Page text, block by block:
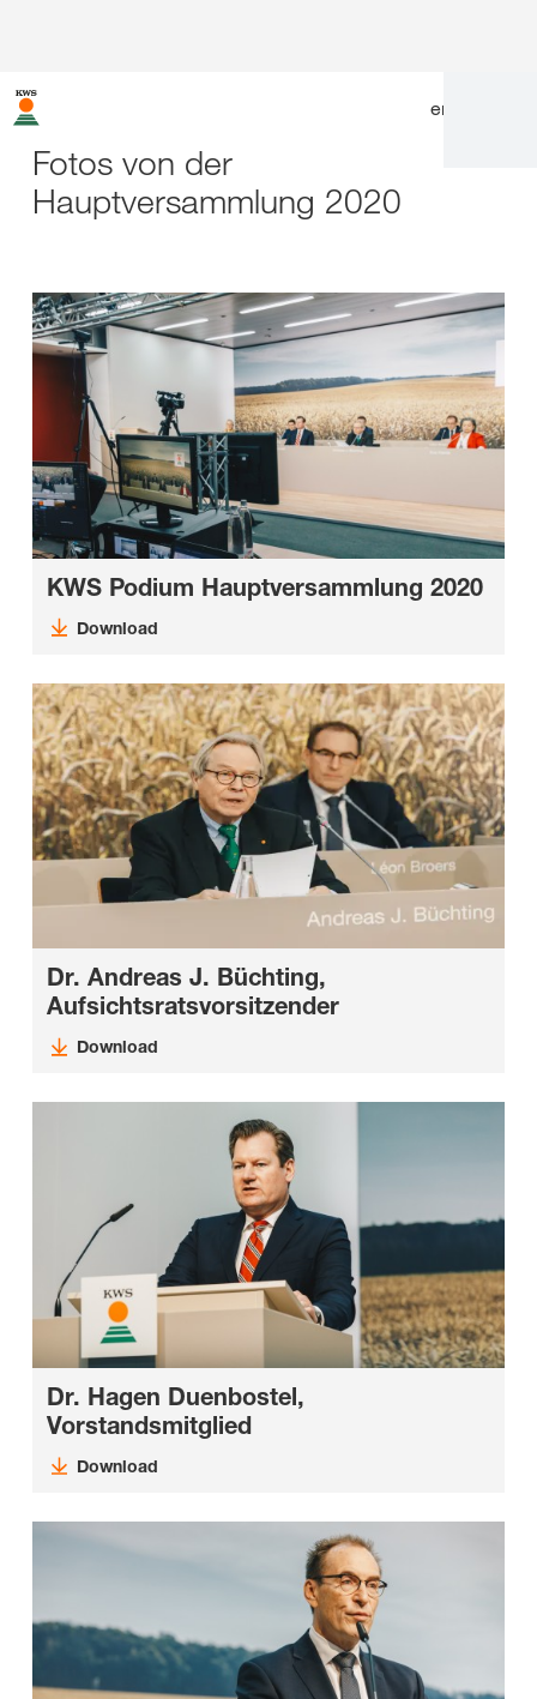
en
Fotos von der
Hauptversammlung 2020
KWS Podium Hauptversammlung 2020
Download
Dr. Andreas J. Büchting,
Aufsichtsratsvorsitzender
Download
Dr. Hagen Duenbostel,
Vorstandsmitglied
Download